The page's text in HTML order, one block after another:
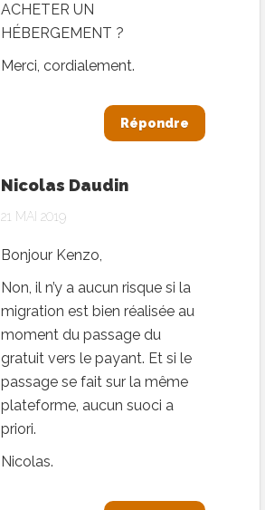
ACHETER UN
HÉBERGEMENT ?
Merci, cordialement.
Répondre
Nicolas Daudin
21 MAI 2019
Bonjour Kenzo,
Non, il n’y a aucun risque si la
migration est bien réalisée au
moment du passage du
gratuit vers le payant. Et si le
passage se fait sur la même
plateforme, aucun suoci a
priori.
Nicolas.